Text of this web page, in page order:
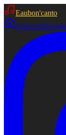
Eaubon'canto
ConcertsŒuvres